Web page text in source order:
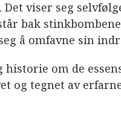
Det viser seg
bak
å omfavne sin
historie om de
og tegnet av